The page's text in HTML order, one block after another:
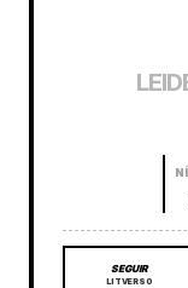
SEGUIR
LITVERSO